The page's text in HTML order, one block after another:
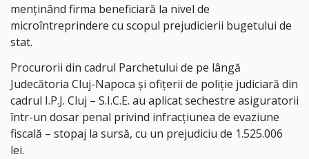
menținând firma beneficiară la nivel de
microîntreprindere cu scopul prejudicierii bugetului de
stat.
Procurorii din cadrul Parchetului de pe lângă
Judecătoria Cluj-Napoca și ofițerii de poliție judiciară din
cadrul I.P.J. Cluj – S.I.C.E. au aplicat sechestre asiguratorii
într-un dosar penal privind infracțiunea de evaziune
fiscală – stopaj la sursă, cu un prejudiciu de 1.525.006
lei.